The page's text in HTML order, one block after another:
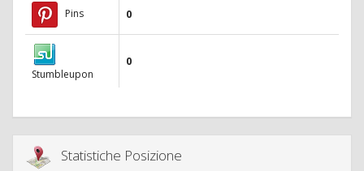
Pins 0
Stumbleupon
0
Statistiche Posizione